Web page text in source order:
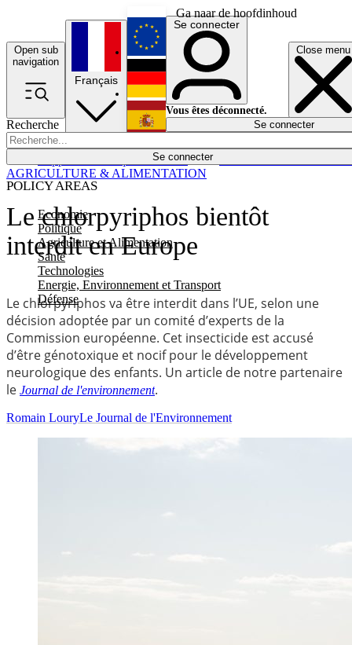
Ga naar de hoofdinhoud
Open sub
navigation
Close menu
Recherche
Se connecter
POLICY AREAS
Economie
Politique
Agriculture et Alimentation
Santé
Technologies
Energie, Environnement et Transport
Défense
Économie
Français
English
Deutsch
Español
Se connecter
Vous êtes déconnecté.
Se connecter
Le chlorpyriphos bientôt
interdit en Europe
Le chlorpyriphos va être interdit dans l’UE, selon une
décision adoptée par un comité d’experts de la
Commission européenne. Cet insecticide est accusé
d’être génotoxique et nocif pour le développement
neurologique des enfants. Un article de notre partenaire
le Journal de l'environnement.
AGRICULTURE & ALIMENTATION
Romain LouryLe Journal de l'Environnement